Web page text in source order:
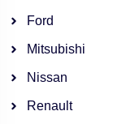
Ford
Mitsubishi
Nissan
Renault